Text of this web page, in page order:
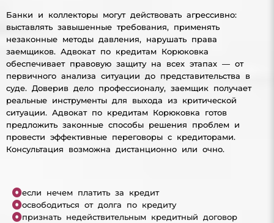
Банки и коллекторы могут действовать агрессивно:
выставлять завышенные требования, применять
незаконные методы давления, нарушать права
заемщиков. Адвокат по кредитам Корюковка
обеспечивает правовую защиту на всех этапах — от
первичного анализа ситуации до представительства в
суде. Доверив дело профессионалу, заемщик получает
реальные инструменты для выхода из критической
ситуации. Адвокат по кредитам Корюковка готов
предложить законные способы решения проблем и
провести эффективные переговоры с кредиторами.
Консультация возможна дистанционно или очно.
если нечем платить за кредит
освободиться от долга по кредиту
признать недействительным кредитный договор